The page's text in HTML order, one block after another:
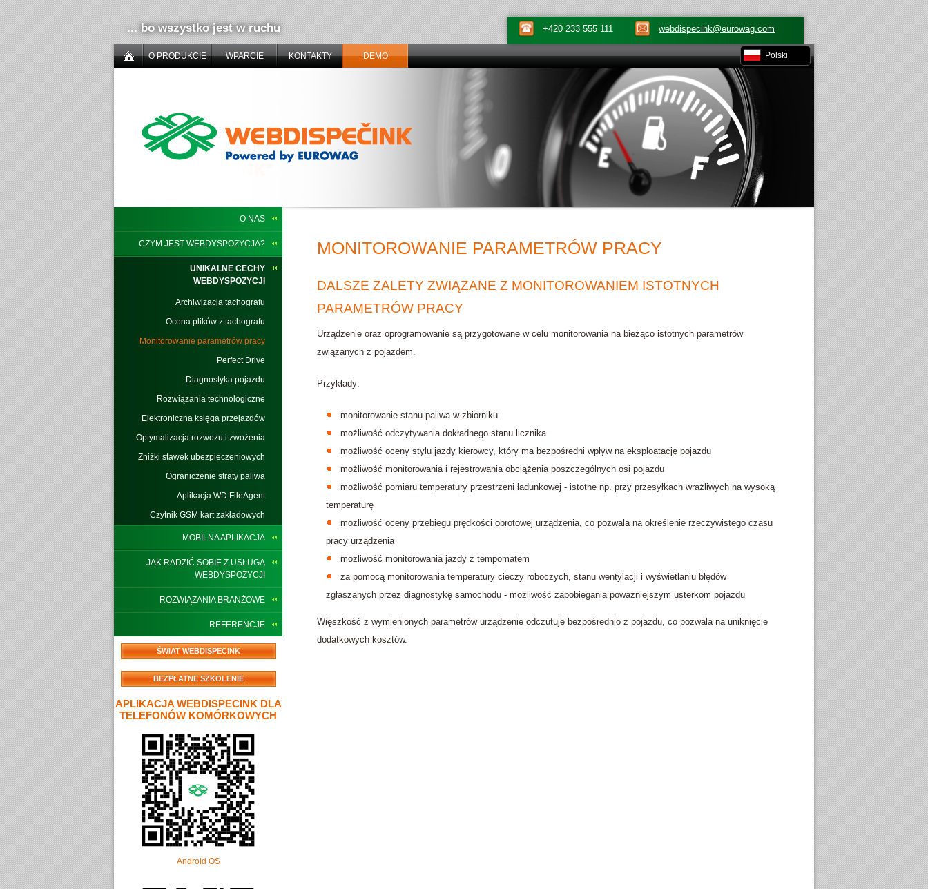
+420 233 555 111 webdispecink@eurowag.com
... bo wszystko jest w ruchu
O PRODUKCIE WPARCIE KONTAKTY DEMO Polski
O NAS
CZYM JEST WEBDYSPOZYCJA?
UNIKALNE CECHY
WEBDYSPOZYCJI
Archiwizacja tachografu
Ocena plików z tachografu
Monitorowanie parametrów pracy
Perfect Drive
Diagnostyka pojazdu
Rozwiązania technologiczne
Elektroniczna księga przejazdów
Optymalizacja rozwozu i zwożenia
Zniżki stawek ubezpieczeniowych
Ograniczenie straty paliwa
Aplikacja WD FileAgent
Czytnik GSM kart zakładowych
MOBILNA APLIKACJA
JAK RADZIĆ SOBIE Z USŁUGĄ
WEBDYSPOZYCJI
ROZWIĄZANIA BRANŻOWE
REFERENCJE
ŚWIAT WEBDISPECINK
BEZPŁATNE SZKOLENIE
APLIKACJA WEBDISPECINK DLA
TELEFONÓW KOMÓRKOWYCH
Android OS
MONITOROWANIE PARAMETRÓW PRACY
DALSZE ZALETY ZWIĄZANE Z MONITOROWANIEM ISTOTNYCH
PARAMETRÓW PRACY
Urządzenie oraz oprogramowanie są przygotowane w celu monitorowania na bieżąco istotnych parametrów
związanych z pojazdem.
Przykłady:
monitorowanie stanu paliwa w zbiorniku
możliwość odczytywania dokładnego stanu licznika
możliwość oceny stylu jazdy kierowcy, który ma bezpośredni wpływ na eksploatację pojazdu
możliwość monitorowania i rejestrowania obciążenia poszczególnych osi pojazdu
możliwość pomiaru temperatury przestrzeni ładunkowej - istotne np. przy przesyłkach wrażliwych na wysoką
temperaturę
możliwość oceny przebiegu prędkości obrotowej urządzenia, co pozwala na określenie rzeczywistego czasu
pracy urządzenia
możliwość monitorowania jazdy z tempomatem
za pomocą monitorowania temperatury cieczy roboczych, stanu wentylacji i wyświetlaniu błędów
zgłaszanych przez diagnostykę samochodu - możliwość zapobiegania poważniejszym usterkom pojazdu
Więszkość z wymienionych parametrów urządzenie odczutuje bezpośrednio z pojazdu, co pozwala na uniknięcie
dodatkowych kosztów.